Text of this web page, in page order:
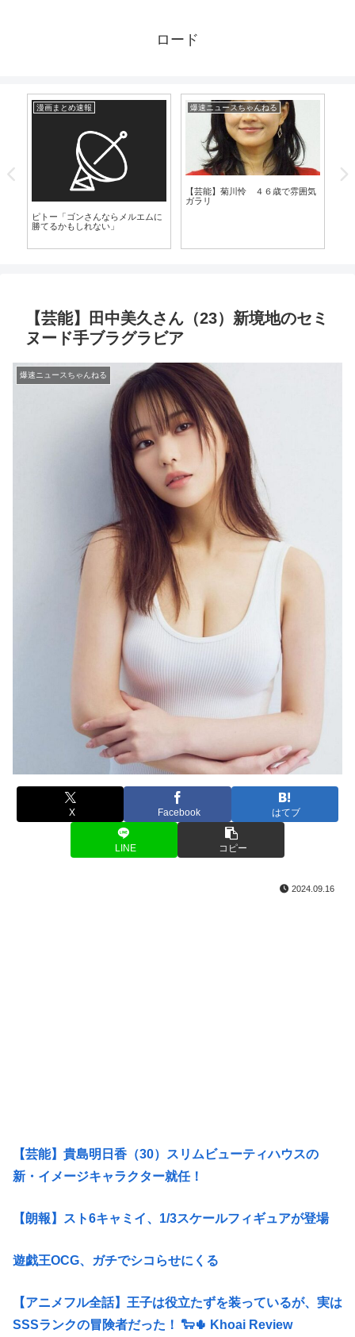
ロード
漫画まとめ速報
ピトー「ゴンさんならメルエムに
勝てるかもしれない」
爆速ニュースちゃんねる
【芸能】菊川怜 ４６歳で雰囲気
ガラリ
【芸能】田中美久さん（23）新境地のセミ
ヌード手ブラグラビア
爆速ニュースちゃんねる
X Facebook はてブ
LINE コピー
2024.09.16
【芸能】貴島明日香（30）スリムビューティハウスの
新・イメージキャラクター就任！
【朗報】スト6キャミイ、1/3スケールフィギュアが登場
遊戯王OCG、ガチでシコらせにくる
【アニメフル全話】王子は役立たずを装っているが、実は
SSSランクの冒険者だった！ 🐑🌵 Khoai Review